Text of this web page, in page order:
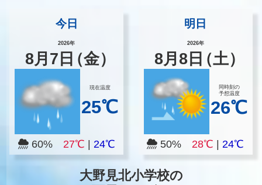
今日
2026年
8月 7 日（金）
現在温度
25℃
60% 27℃ 24℃
明日
2026年
8月8 日（土）
同時刻の
予想温度
26℃
50%28℃ |24℃
大野見北小学校の